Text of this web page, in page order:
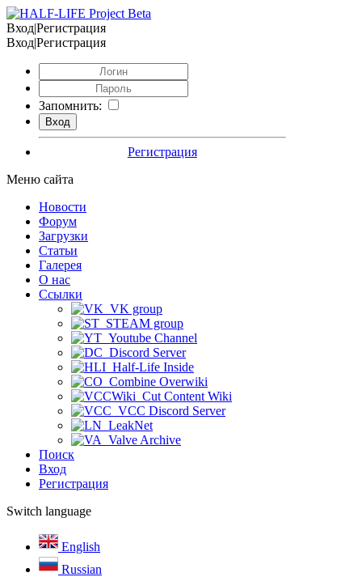
Вход|Регистрация
Вход|Регистрация
Запомнить:
Регистрация
Меню сайта
Новости
Форум
Загрузки
Статьи
Галерея
О нас
Ссылки
VK group
STEAM group
Youtube Channel
Discord Server
Half-Life Inside
Combine Overwiki
Cut Content Wiki
VCC Discord Server
LeakNet
Valve Archive
Поиск
Вход
Регистрация
Switch language
English
Russian